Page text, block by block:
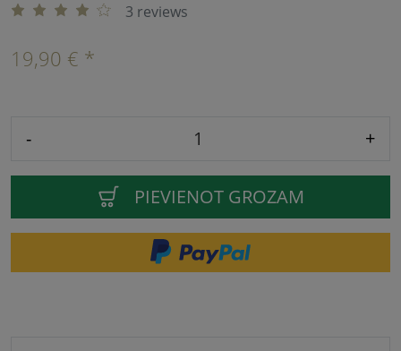
3 reviews
19,90 € *
- +
PIEVIENOT GROZAM